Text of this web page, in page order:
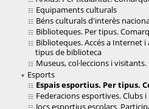
Equipaments culturals
Béns culturals d'interès
Biblioteques. Per tipus.
Biblioteques. Accés a Internet
tipus de biblioteca
Museus, col·leccions i
Esports
Espais esportius. Per tipus.
Federacions esportives. Clubs i
Jocs esportius escolars.